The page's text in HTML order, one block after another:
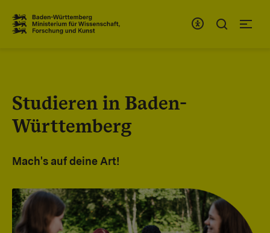
Studieren in Baden-
Württemberg
Mach's auf deine Art!